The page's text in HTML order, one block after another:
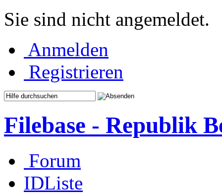
Sie sind nicht angemeldet.
Anmelden
Registrieren
Filebase - Republik
Forum
IDListe